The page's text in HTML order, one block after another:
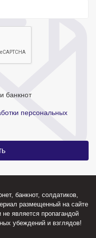
банкнот
персональных
банкнот, солдатиков,
размещенный на сайте
является пропагандой
убеждений и взглядов!